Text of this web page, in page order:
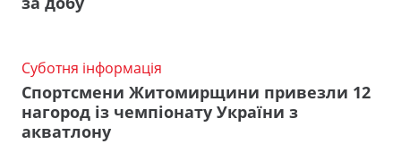
Суботня інформація
Спортсмени Житомирщини привезли 12
нагород із чемпіонату України з
акватлону